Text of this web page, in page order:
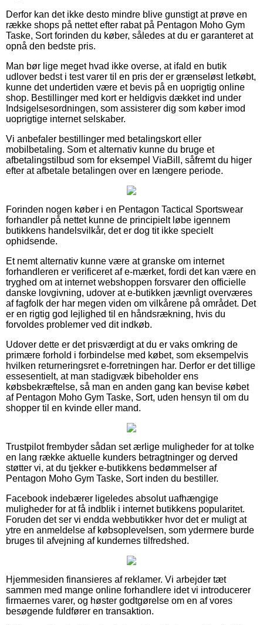
Derfor kan det ikke desto mindre blive gunstigt at prøve en
række shops på nettet efter rabat på Pentagon Moho Gym
Taske, Sort forinden du køber, således at du er garanteret at
opnå den bedste pris.
Man bør lige meget hvad ikke overse, at ifald en butik
udlover bedst i test varer til en pris der er grænseløst letkøbt,
kunne det undertiden være et bevis på en uoprigtig online
shop. Bestillinger med kort er heldigvis dækket ind under
Indsigelsesordningen, som assisterer dig som køber imod
uoprigtige internet selskaber.
Vi anbefaler bestillinger med betalingskort eller
mobilbetaling. Som et alternativ kunne du bruge et
afbetalingstilbud som for eksempel ViaBill, såfremt du higer
efter at afbetale betalingen over en længere periode.
Forinden nogen køber i en Pentagon Tactical Sportswear
forhandler på nettet kunne de principielt løbe igennem
butikkens handelsvilkår, det er dog tit ikke specielt
ophidsende.
Et nemt alternativ kunne være at granske om internet
forhandleren er verificeret af e-mærket, fordi det kan være en
tryghed om at internet webshoppen forsvarer den officielle
danske lovgivning, udover at e-butikken jævnligt overværes
af fagfolk der har megen viden om vilkårene på området. Det
er en rigtig god lejlighed til en håndsrækning, hvis du
forvoldes problemer ved dit indkøb.
Udover dette er det prisværdigt at du er vaks omkring de
primære forhold i forbindelse med købet, som eksempelvis
hvilken returneringsret e-forretningen har. Derfor er det tillige
essesentielt, at man stadigvæk bibeholder ens
købsbekræftelse, så man en anden gang kan bevise købet
af Pentagon Moho Gym Taske, Sort, uden hensyn til om du
shopper til en kvinde eller mand.
Trustpilot frembyder sådan set ærlige muligheder for at tolke
en lang række aktuelle kunders betragtninger og derved
støtter vi, at du tjekker e-butikkens bedømmelser af
Pentagon Moho Gym Taske, Sort inden du bestiller.
Facebook indebærer ligeledes absolut uafhængige
muligheder for at få indblik i internet butikkens popularitet.
Foruden det ser vi endda webbutikker hvor det er muligt at
ytre en anmeldelse af købsoplevelsen, som ydermere burde
bruges til afvejning af kundernes tilfredshed.
Hjemmesiden finansieres af reklamer. Vi arbejder tæt
sammen med mange online forhandlere idet vi introducerer
firmaernes varer, og høster godtgørelse om en af vores
besøgende fuldfører en transaktion.